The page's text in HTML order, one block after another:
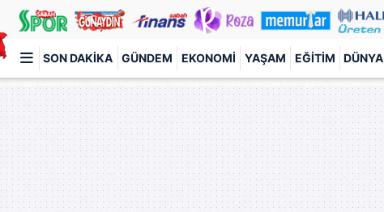
SON DAKIKA GÜNDEM EKONOMI YAŞAM EĞITIM DÜNYA